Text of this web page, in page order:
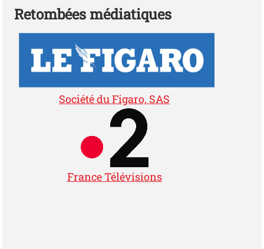
Retombées médiatiques
Logo Le FIGARO -
Société du Figaro, SAS
Logo France 2 -
France Télévisions